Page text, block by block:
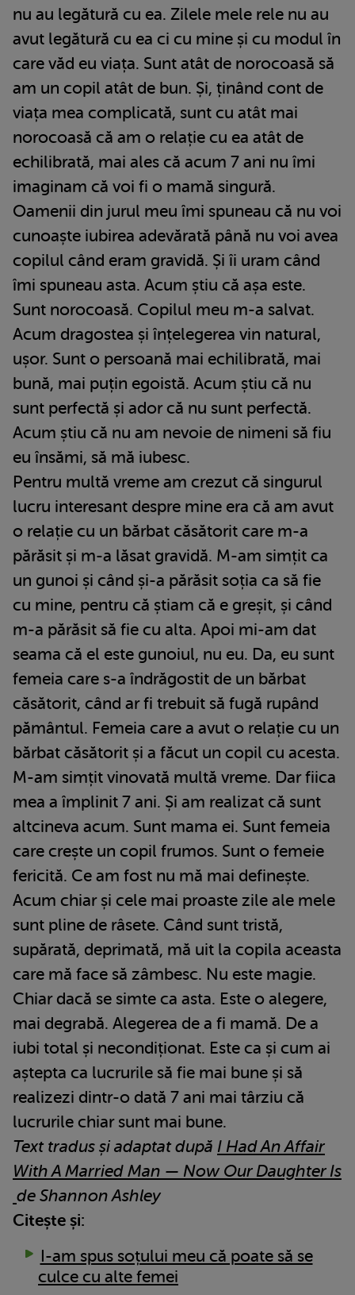
nu au legătură cu ea. Zilele mele rele nu au
avut legătură cu ea ci cu mine și cu modul în
care văd eu viața. Sunt atât de norocoasă să
am un copil atât de bun. Și, ținând cont de
viața mea complicată, sunt cu atât mai
norocoasă că am o relație cu ea atât de
echilibrată, mai ales că acum 7 ani nu îmi
imaginam că voi fi o mamă singură.
Oamenii din jurul meu îmi spuneau că nu voi
cunoaște iubirea adevărată până nu voi avea
copilul când eram gravidă. Și îi uram când
îmi spuneau asta. Acum știu că așa este.
Sunt norocoasă. Copilul meu m-a salvat.
Acum dragostea și înțelegerea vin natural,
ușor. Sunt o persoană mai echilibrată, mai
bună, mai puțin egoistă. Acum știu că nu
sunt perfectă și ador că nu sunt perfectă.
Acum știu că nu am nevoie de nimeni să fiu
eu însămi, să mă iubesc.
Pentru multă vreme am crezut că singurul
lucru interesant despre mine era că am avut
o relație cu un bărbat căsătorit care m-a
părăsit și m-a lăsat gravidă. M-am simțit ca
un gunoi și când și-a părăsit soția ca să fie
cu mine, pentru că știam că e greșit, și când
m-a părăsit să fie cu alta. Apoi mi-am dat
seama că el este gunoiul, nu eu. Da, eu sunt
femeia care s-a îndrăgostit de un bărbat
căsătorit, când ar fi trebuit să fugă rupând
pământul. Femeia care a avut o relație cu un
bărbat căsătorit și a făcut un copil cu acesta.
M-am simțit vinovată multă vreme. Dar fiica
mea a împlinit 7 ani. Și am realizat că sunt
altcineva acum. Sunt mama ei. Sunt femeia
care crește un copil frumos. Sunt o femeie
fericită. Ce am fost nu mă mai definește.
Acum chiar și cele mai proaste zile ale mele
sunt pline de râsete. Când sunt tristă,
supărată, deprimată, mă uit la copila aceasta
care mă face să zâmbesc. Nu este magie.
Chiar dacă se simte ca asta. Este o alegere,
mai degrabă. Alegerea de a fi mamă. De a
iubi total și necondiționat. Este ca și cum ai
aștepta ca lucrurile să fie mai bune și să
realizezi dintr-o dată 7 ani mai târziu că
lucrurile chiar sunt mai bune.
Text tradus și adaptat după I Had An Affair
With A Married Man — Now Our Daughter Is
de Shannon Ashley
Citește și:
I-am spus soțului meu că poate să se
culce cu alte femei